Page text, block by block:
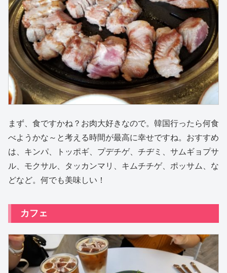
まず、食ですかね？お肉大好きなので。韓国行ったら何食
べようかな～と考える時間が最高に幸せですね。おすすめ
は、キンパ、トッポギ、プデチゲ、チヂミ、サムギョプサ
ル、モクサル、タッカンマリ、キムチチゲ、ポッサム、な
どなど。何でも美味しい！
カフェ